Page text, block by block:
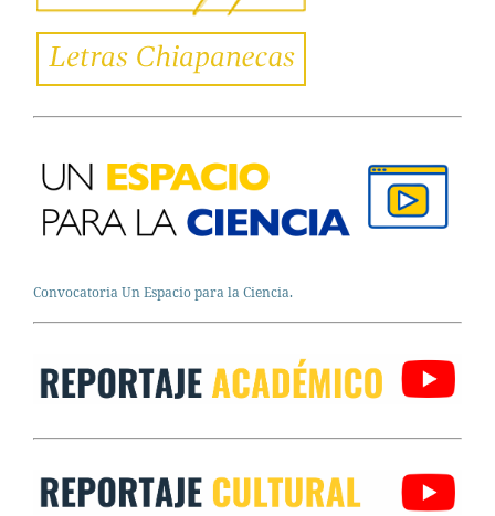
Convocatoria Un Espacio para la Ciencia.